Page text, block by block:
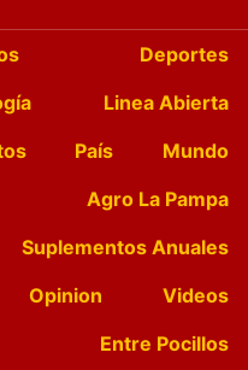
Deportes
Linea Abierta
País
Mundo
Agro La Pampa
Suplementos Anuales
Opinion
Videos
Entre Pocillos